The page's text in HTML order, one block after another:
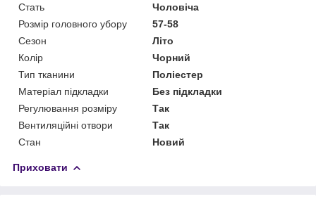
Стать
Чоловіча
Розмір головного убору
57-58
Сезон
Літо
Колір
Чорний
Тип тканини
Поліестер
Матеріал підкладки
Без підкладки
Регулювання розміру
Так
Вентиляційні отвори
Так
Стан
Новий
Приховати